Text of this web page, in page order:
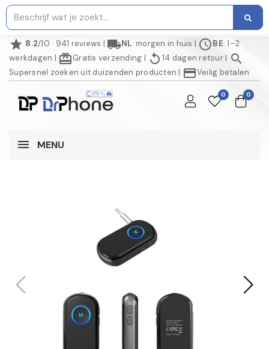
star 8.2/10 · 941 reviews | local_shippingNL: morgen in huis | scheduleBE: 1–2
werkdagen | redeemGratis verzending | replay 14 dagen retour| search
Supersnel zoeken uit duizenden producten | credit_cardVeilig betalen
0 0
MENU